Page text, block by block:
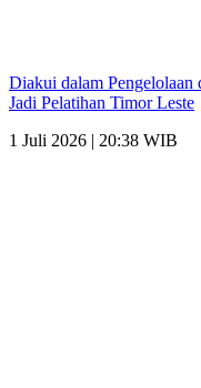
Diakui dalam Pengelolaan
Jadi Pelatihan Timor Leste
1 Juli 2026 | 20:38 WIB